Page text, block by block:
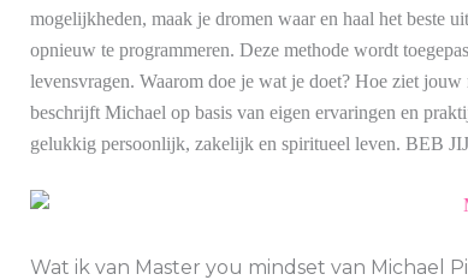
mogelijkheden, maak je dromen waar en haal het beste
opnieuw te programmeren. Deze methode wordt
levensvragen. Waarom doe je wat je doet? Hoe ziet
beschrijft Michael op basis van eigen ervaringen en
gelukkig persoonlijk, zakelijk en spiritueel leven.
Wat ik van Master you mindset van Michael